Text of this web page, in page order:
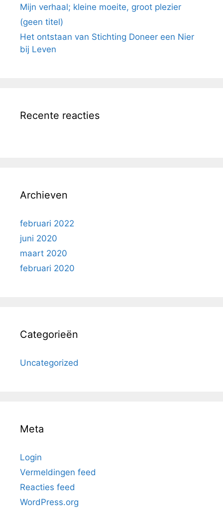
Mijn verhaal; kleine moeite, groot plezier
(geen titel)
Het ontstaan van Stichting Doneer een Nier
bij Leven
Recente reacties
Archieven
februari 2022
juni 2020
maart 2020
februari 2020
Categorieën
Uncategorized
Meta
Login
Vermeldingen feed
Reacties feed
WordPress.org